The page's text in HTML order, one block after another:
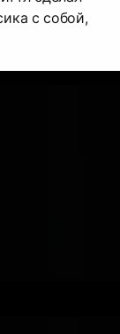
с собой,